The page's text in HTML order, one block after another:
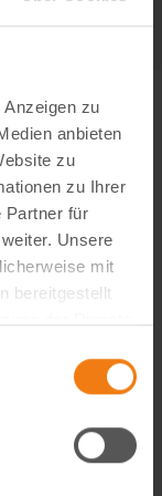
zu
anbieten
zu
zu Ihrer
Partner für
Unsere
mit
bereitgestellt
Creator
Commerce-